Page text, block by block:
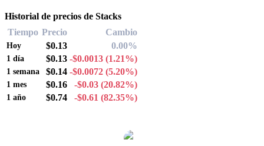
Historial de precios de Stacks
Tiempo Precio Cambio
Hoy $0.13 0.00%
1 día $0.13 -$0.0013 (1.21%)
1 semana $0.14 -$0.0072 (5.20%)
1 mes $0.16 -$0.03 (20.82%)
1 año $0.74 -$0.61 (82.35%)